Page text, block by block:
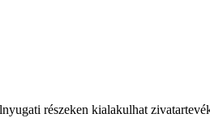
részeken kialakulhat